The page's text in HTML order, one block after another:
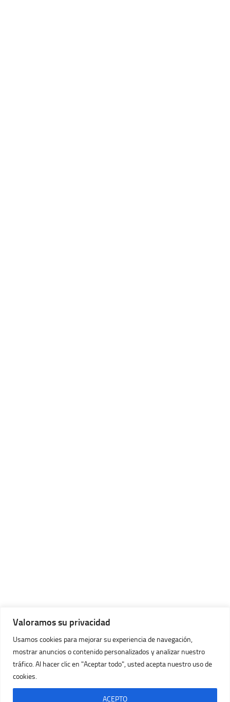
Valoramos su privacidad
Usamos cookies para mejorar su experiencia de navegación,
mostrar anuncios o contenido personalizados y analizar nuestro
tráfico. Al hacer clic en "Aceptar todo", usted acepta nuestro uso de
cookies.
ACEPTO
Imágenes Huracán © 2026. Todos los Derechos Reservados.